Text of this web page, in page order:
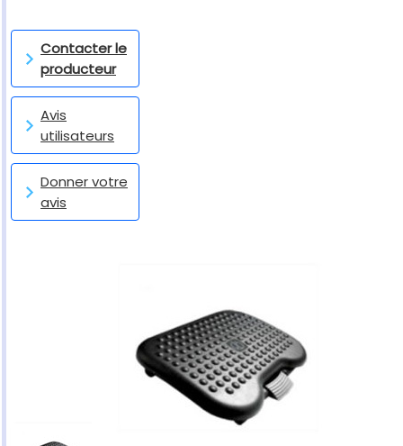
Contacter le
producteur
Avis
utilisateurs
Donner votre
avis